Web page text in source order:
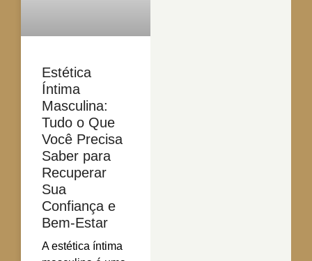
Estética
Íntima
Masculina:
Tudo o Que
Você Precisa
Saber para
Recuperar
Sua
Confiança e
Bem-Estar
A estética íntima